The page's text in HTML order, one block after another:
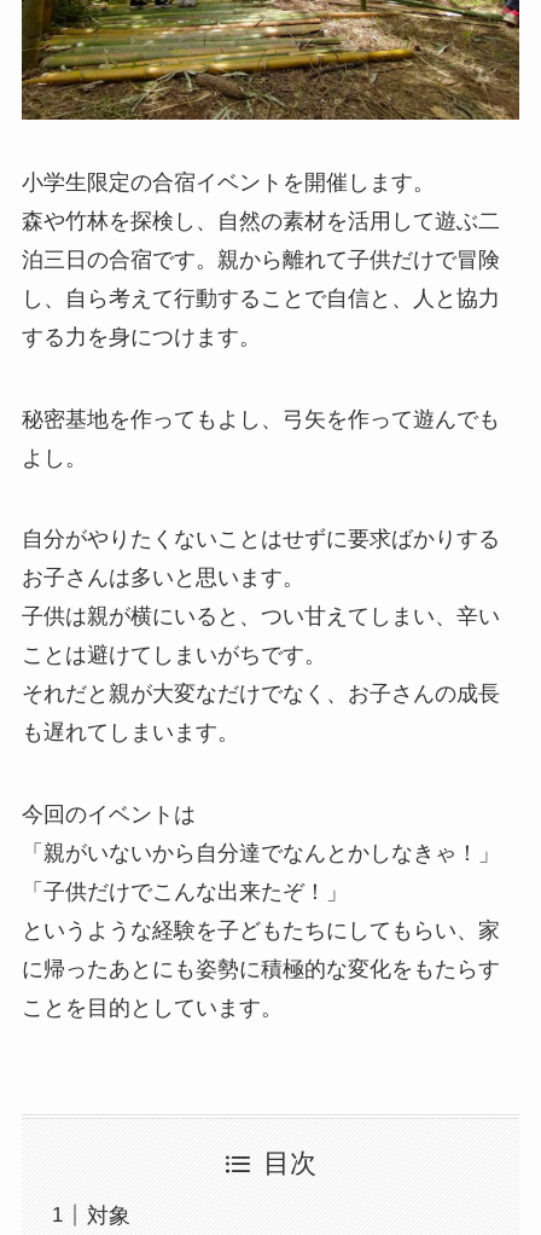
小学生限定の合宿イベントを開催します。
森や竹林を探検し、自然の素材を活用して遊ぶ二
泊三日の合宿です。親から離れて子供だけで冒険
し、自ら考えて行動することで自信と、人と協力
する力を身につけます。
秘密基地を作ってもよし、弓矢を作って遊んでも
よし。
自分がやりたくないことはせずに要求ばかりする
お子さんは多いと思います。
子供は親が横にいると、つい甘えてしまい、辛い
ことは避けてしまいがちです。
それだと親が大変なだけでなく、お子さんの成長
も遅れてしまいます。
今回のイベントは
「親がいないから自分達でなんとかしなきゃ！」
「子供だけでこんな出来たぞ！」
というような経験を子どもたちにしてもらい、家
に帰ったあとにも姿勢に積極的な変化をもたらす
ことを目的としています。
目次
対象